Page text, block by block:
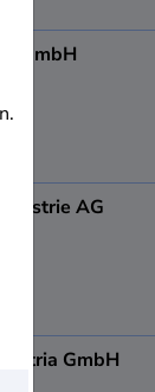
GmbH
AG
GmbH